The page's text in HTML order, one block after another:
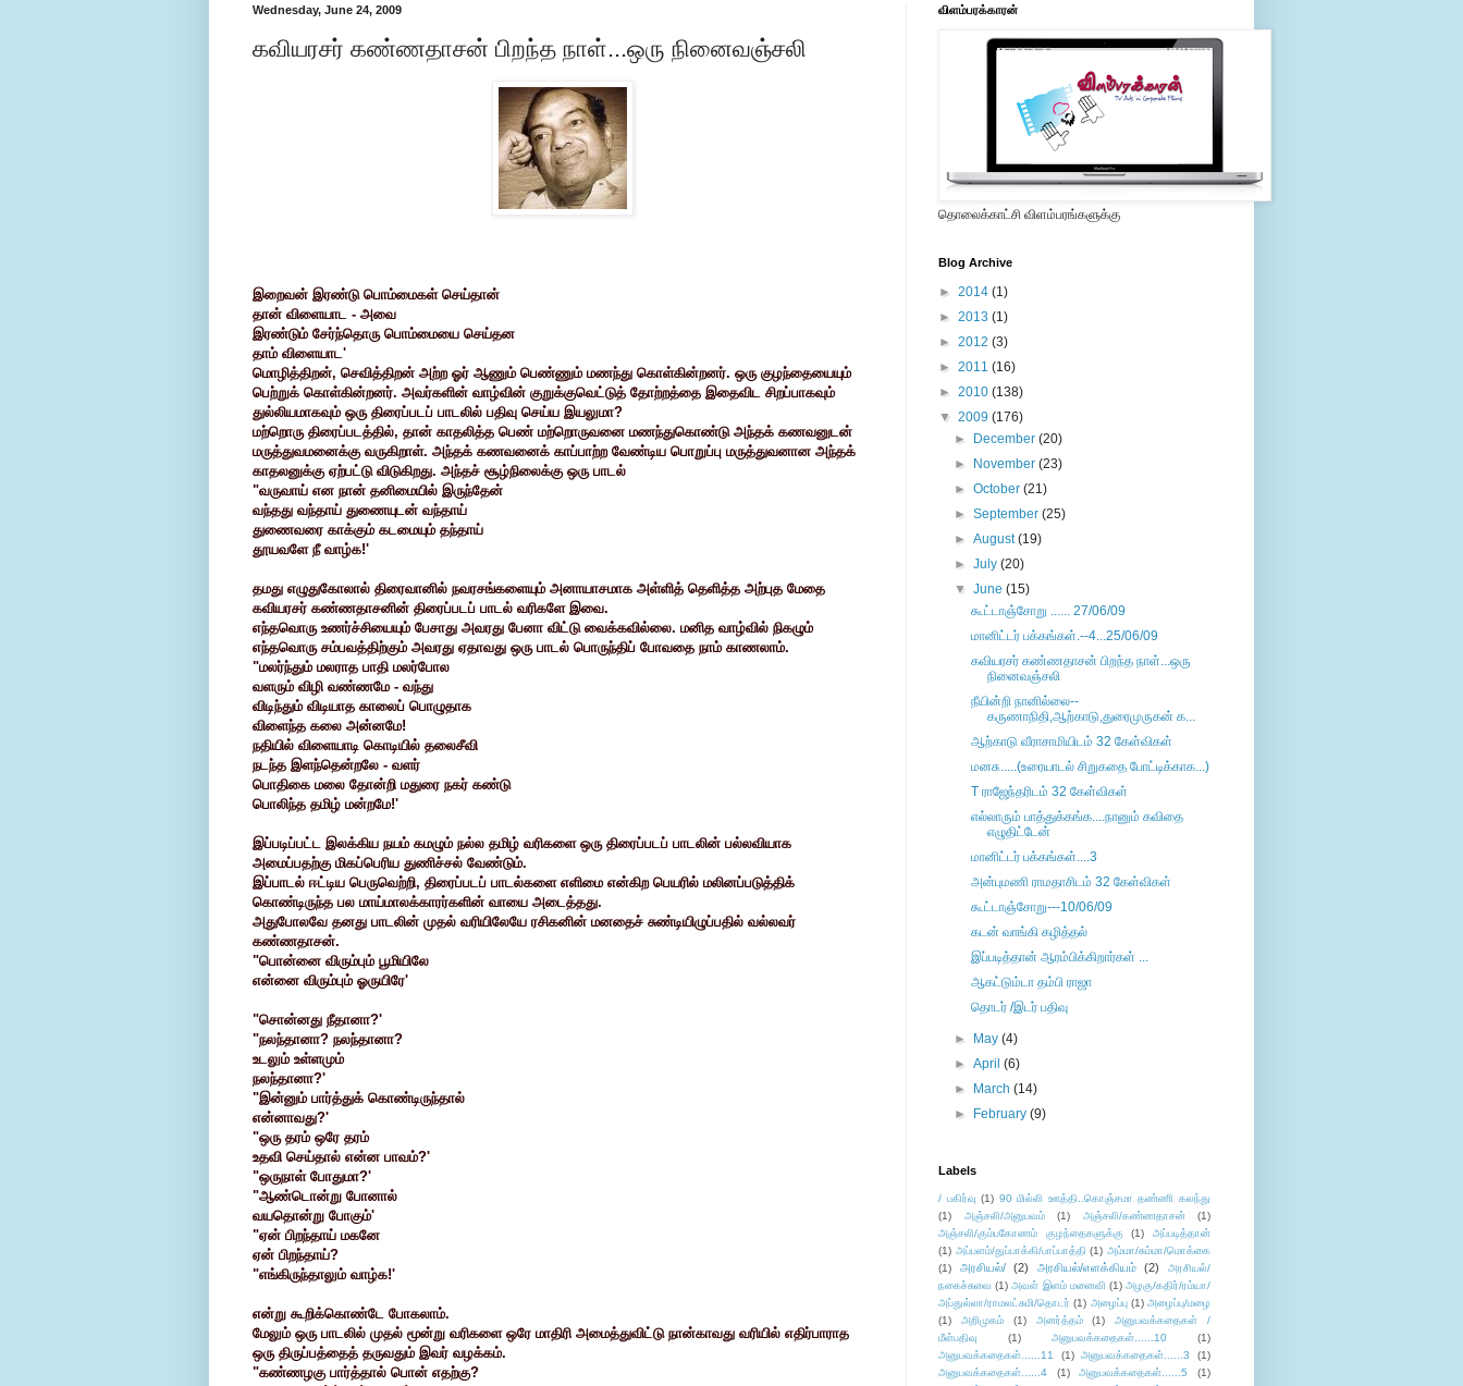
Wednesday, June 24, 2009
கவியரசர் கண்ணதாசன் பிறந்த நாள்...ஒரு நினைவஞ்சலி
இறைவன் இரண்டு பொம்மைகள் செய்தான்
தான் விளையாட - அவை
இரண்டும் சேர்ந்தொரு பொம்மையை செய்தன
தாம் விளையாட'
மொழித்திறன், செவித்திறன் அற்ற ஓர் ஆணும் பெண்ணும் மணந்து கொள்கின்றனர். ஒரு குழந்தையையும்
பெற்றுக் கொள்கின்றனர். அவர்களின் வாழ்வின் குறுக்குவெட்டுத் தோற்றத்தை இதைவிட சிறப்பாகவும்
துல்லியமாகவும் ஒரு திரைப்படப் பாடலில் பதிவு செய்ய இயலுமா?
மற்றொரு திரைப்படத்தில், தான் காதலித்த பெண் மற்றொருவனை மணந்துகொண்டு அந்தக் கணவனுடன்
மருத்துவமனைக்கு வருகிறாள். அந்தக் கணவனைக் காப்பாற்ற வேண்டிய பொறுப்பு மருத்துவனான அந்தக்
காதலனுக்கு ஏற்பட்டு விடுகிறது. அந்தச் சூழ்நிலைக்கு ஒரு பாடல்
"வருவாய் என நான் தனிமையில் இருந்தேன்
வந்தது வந்தாய் துணையுடன் வந்தாய்
துணைவரை காக்கும் கடமையும் தந்தாய்
தூயவளே நீ வாழ்க!'
தமது எழுதுகோலால் திரைவானில் நவரசங்களையும் அனாயாசமாக அள்ளித் தெளித்த அற்புத மேதை
கவியரசர் கண்ணதாசனின் திரைப்படப் பாடல் வரிகளே இவை.
எந்தவொரு உணர்ச்சியையும் பேசாது அவரது பேனா விட்டு வைக்கவில்லை. மனித வாழ்வில் நிகழும்
எந்தவொரு சம்பவத்திற்கும் அவரது ஏதாவது ஒரு பாடல் பொருந்திப் போவதை நாம் காணலாம்.
"மலர்ந்தும் மலராத பாதி மலர்போல
வளரும் விழி வண்ணமே - வந்து
விடிந்தும் விடியாத காலைப் பொழுதாக
விளைந்த கலை அன்னமே!
நதியில் விளையாடி கொடியில் தலைசீவி
நடந்த இளந்தென்றலே - வளர்
பொதிகை மலை தோன்றி மதுரை நகர் கண்டு
பொலிந்த தமிழ் மன்றமே!'
இப்படிப்பட்ட இலக்கிய நயம் கமழும் நல்ல தமிழ் வரிகளை ஒரு திரைப்படப் பாடலின் பல்லவியாக
அமைப்பதற்கு மிகப்பெரிய துணிச்சல் வேண்டும்.
இப்பாடல் ஈட்டிய பெருவெற்றி, திரைப்படப் பாடல்களை எளிமை என்கிற பெயரில் மலினப்படுத்திக்
கொண்டிருந்த பல மாய்மாலக்காரர்களின் வாயை அடைத்தது.
அதுபோலவே தனது பாடலின் முதல் வரியிலேயே ரசிகனின் மனதைச் சுண்டியிழுப்பதில் வல்லவர்
கண்ணதாசன்.
"பொன்னை விரும்பும் பூமியிலே
என்னை விரும்பும் ஓருயிரே'
"சொன்னது நீதானா?'
"நலந்தானா? நலந்தானா?
உடலும் உள்ளமும்
நலந்தானா?'
"இன்னும் பார்த்துக் கொண்டிருந்தால்
என்னாவது?'
"ஒரு தரம் ஒரே தரம்
உதவி செய்தால் என்ன பாவம்?'
"ஒருநாள் போதுமா?'
"ஆண்டொன்று போனால்
வயதொன்று போகும்'
"ஏன் பிறந்தாய் மகனே
ஏன் பிறந்தாய்?
"எங்கிருந்தாலும் வாழ்க!'
என்று கூறிக்கொண்டே போகலாம்.
மேலும் ஒரு பாடலில் முதல் மூன்று வரிகளை ஒரே மாதிரி அமைத்துவிட்டு நான்காவது வரியில் எதிர்பாராத
ஒரு திருப்பத்தைத் தருவதும் இவர் வழக்கம்.
"கண்ணழகு பார்த்தால் பொன் எதற்கு?
விளம்பரக்காரன்
தொலைக்காட்சி விளம்பரங்களுக்கு
Blog Archive
► 2014 (1)
► 2013 (1)
► 2012 (3)
► 2011 (16)
► 2010 (138)
▼ 2009 (176)
►
December(20)
►
November(23)
►October(21)
►September(25)
►August(19)
►July(20)
▼June(15)
கூட்டாஞ்சோறு ...... 27/06/09
மானிட்டர் பக்கங்கள்.--4...25/06/09
கவியரசர் கண்ணதாசன் பிறந்த நாள்...ஒரு
நினைவஞ்சலி
நீயின்றி நானில்லை--
கருணாநிதி,ஆற்காடு,துரைமுருகன் க...
ஆற்காடு வீராசாமியிடம் 32 கேள்விகள்
மனசு.....(உரையாடல் சிறுகதை போட்டிக்காக...)
T ராஜேந்தரிடம் 32 கேள்விகள்
எல்லாரும் பாத்துக்கங்க....நானும் கவிதை
எழுதிட்டேன்
மானிட்டர் பக்கங்கள்....3
அன்புமணி ராமதாசிடம் 32 கேள்விகள்
கூட்டாஞ்சோறு---10/06/09
கடன் வாங்கி கழித்தல்
இப்படித்தான் ஆரம்பிக்கிறார்கள் ...
ஆகட்டும்டா தம்பி ராஜா
தொடர் /இடர் பதிவு
► May(4)
►April(6)
►
March(14)
►
February(9)
Labels
/ பகிர்வு (1) 90 மில்லி ஊத்தி..கொஞ்சமா தண்ணி கலந்து
(1)
அஞ்சலி/அனுபவம் (1) அஞ்சலி/கண்ணதாசன்
(1)
அஞ்சலி/கும்பகோணம் குழந்தைகளுக்கு
(1)
அப்படித்தான்
(1) அப்பளம்/துப்பாக்கி/பாப்பாத்தி (1) அம்மா/சும்மா/மொக்கை
(1)
அரசியல்/ (2) அரசியல்/எளக்கியம் (2)
அரசியல்/
நகைச்சுவை (1) அவள் இளம் மனைவி (1) அழகு/கதிர்/ரம்யா/
அப்துல்லா/ராமலட்சுமி/தொடர் (1) அழைப்பு (1) அழைப்பு/மழை
(1)
அறிமுகம் (1) அனர்த்தம் (1)
அனுபவக்கதைகள் /
மீள்பதிவு
(1) அனுபவக்கதைகள்......10
(1)
அனுபவக்கதைகள்......11
(1) அனுபவக்கதைகள்......3
(1)
அனுபவக்கதைகள்......4
(1) அனுபவக்கதைகள்......5
(1)